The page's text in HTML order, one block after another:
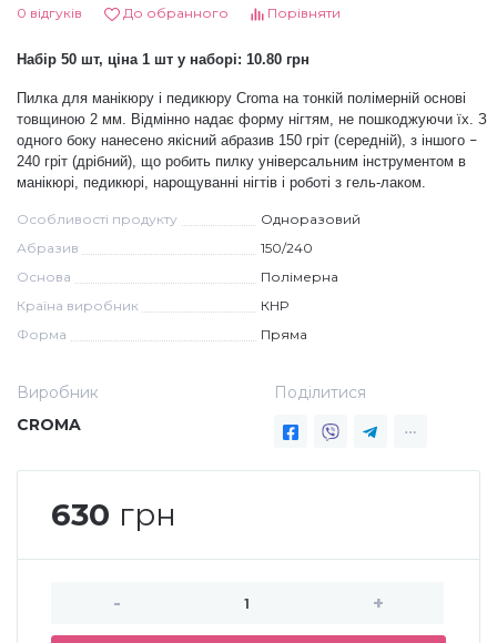
Декор для нігтів
Наклейки гнучкі лінії
Наліпки гнучкі лінії
Втирки
Блискітки (пісок для нігтів)
Блискітки для нігтів
Меланж (цукровий ефект)
Каміфубукі (конфетті)
Навчання
0 відгуків До обранного Порівняти
Набір 50 шт, ціна 1 шт у наборі: 10.80 грн
Пилка для манікюру і педикюру Croma на тонкій полімерній основі
товщиною 2 мм. Відмінно надає форму нігтям, не пошкоджуючи їх. З
одного боку нанесено якісний абразив 150 гріт (середній), з іншого –
240 гріт (дрібний), що робить пилку універсальним інструментом в
манікюрі, педикюрі, нарощуванні нігтів і роботі з гель-лаком.
Особливості продукту
Одноразовий
Абразив
150/240
Основа
Полімерна
Країна виробник
КНР
Форма
Пряма
Виробник
CROMA
Поділитися
630 грн
- +